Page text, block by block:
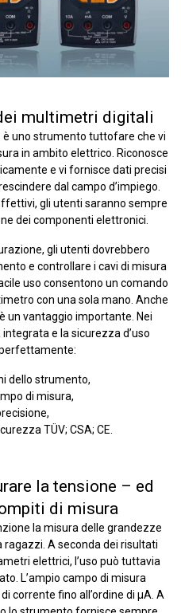
multimetri digitali
è uno strumento tuttofare che vi
in ambito elettrico. Riconosce
e vi fornisce dati precisi
dal campo d’impiego.
gli utenti saranno sempre
dei componenti elettronici.
gli utenti dovrebbero
e controllare i cavi di misura
uso consentono un comando
con una sola mano. Anche
un vantaggio importante. Nei
e la sicurezza d’uso
dello strumento,
di misura,
TÜV; CSA; CE.
la tensione – ed
di misura
la misura delle grandezze
ragazzi. A seconda dei risultati
elettrici, l’uso può tuttavia
L’ampio campo di misura
corrente fino all’ordine di µA. A